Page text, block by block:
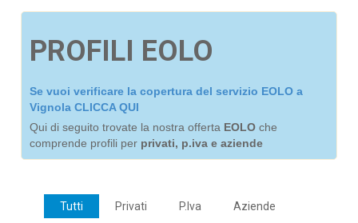
PROFILI EOLO
Se vuoi verificare la copertura del servizio EOLO a
Vignola CLICCA QUI
Qui di seguito trovate la nostra offerta EOLO che
comprende profili per privati, p.iva e aziende
Tutti Privati P.Iva Aziende